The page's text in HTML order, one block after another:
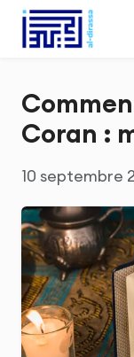
Coran :
10 septembre